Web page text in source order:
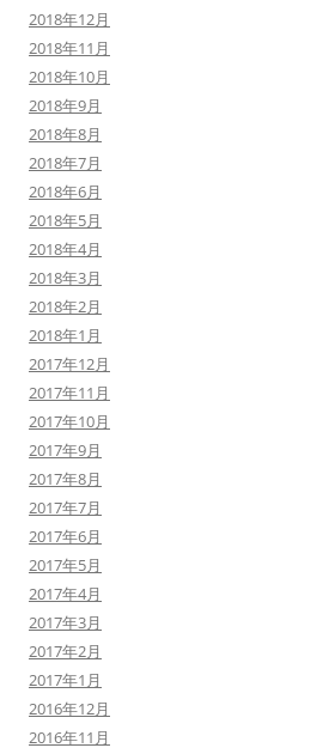
2018年12月
2018年11月
2018年10月
2018年9月
2018年8月
2018年7月
2018年6月
2018年5月
2018年4月
2018年3月
2018年2月
2018年1月
2017年12月
2017年11月
2017年10月
2017年9月
2017年8月
2017年7月
2017年6月
2017年5月
2017年4月
2017年3月
2017年2月
2017年1月
2016年12月
2016年11月